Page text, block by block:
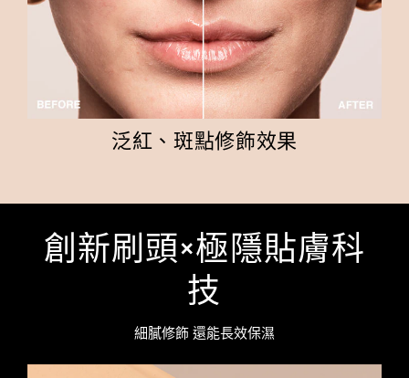
泛紅、斑點修飾效果
創新刷頭×極隱貼膚科
技
細膩修飾 還能長效保濕